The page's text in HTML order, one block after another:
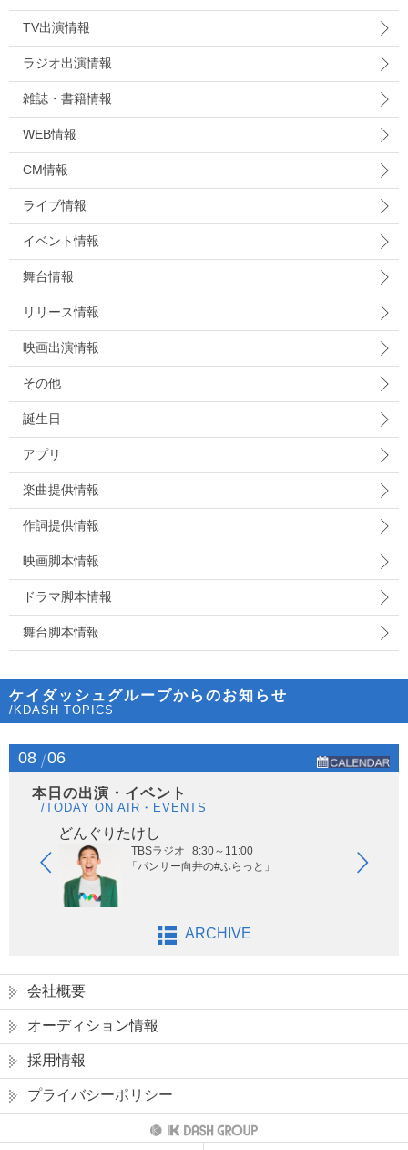
TV出演情報
ラジオ出演情報
雑誌・書籍情報
WEB情報
CM情報
ライブ情報
イベント情報
舞台情報
リリース情報
映画出演情報
その他
誕生日
アプリ
楽曲提供情報
作詞提供情報
映画脚本情報
ドラマ脚本情報
舞台脚本情報
ケイダッシュグループからのお知らせ
/KDASH TOPICS
08 06
本日の出演・イベント
/TODAY ON AIR・EVENTS
ぐりたけし
TBSラジオ
8:30～11:00
「パンサー向井の#ふらっと」
「ヒルナ
ARCHIVE
会社概要
オーディション情報
採用情報
プライバシーポリシー